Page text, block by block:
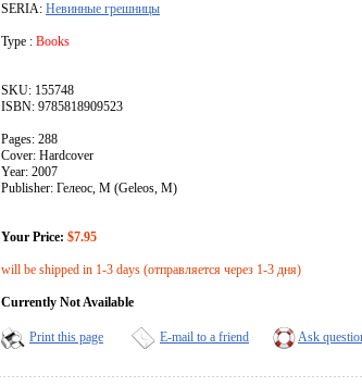
SERIA: Невинные грешницы
Type : Books
SKU: 155748
ISBN: 9785818909523
Pages: 288
Cover: Hardcover
Year: 2007
Publisher: Гелеос, М (Geleos, M)
Your Price: $7.95
will be shipped in 1-3 days (отправляется через 1-3 дня)
Currently Not Available
Print this page E-mail to a friend Ask